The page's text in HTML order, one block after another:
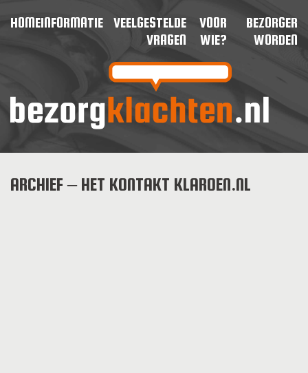
HOMEINFORMATIE
VEELGESTELDE
VRAGEN
VOOR
WIE?
BEZORGER
WORDEN
ARCHIEF – HET KONTAKT KLAROEN.NL